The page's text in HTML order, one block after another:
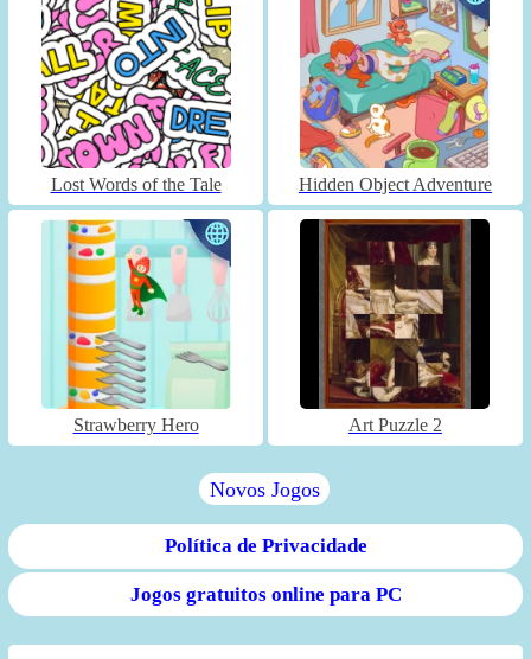
Lost Words of the Tale Hidden Object Adventure
Strawberry Hero Art Puzzle 2
Novos Jogos
Política de Privacidade
Jogos gratuitos online para PC